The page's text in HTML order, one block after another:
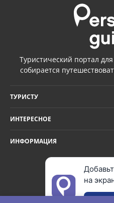
Туристический портал
собирается
ТУРИСТУ
ИНТЕРЕСНОЕ
ИНФОРМАЦИЯ
на